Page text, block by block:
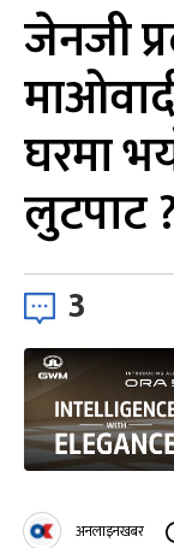
जेनजी
घरमा
लुटपाट
3
अनलाइनखबर